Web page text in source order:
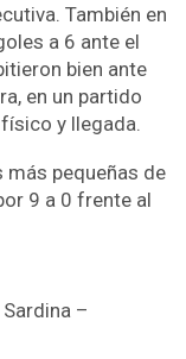
También en
a 6 ante el
bien ante
en un partido
y llegada.
más pequeñas de
9 a 0 frente al
–